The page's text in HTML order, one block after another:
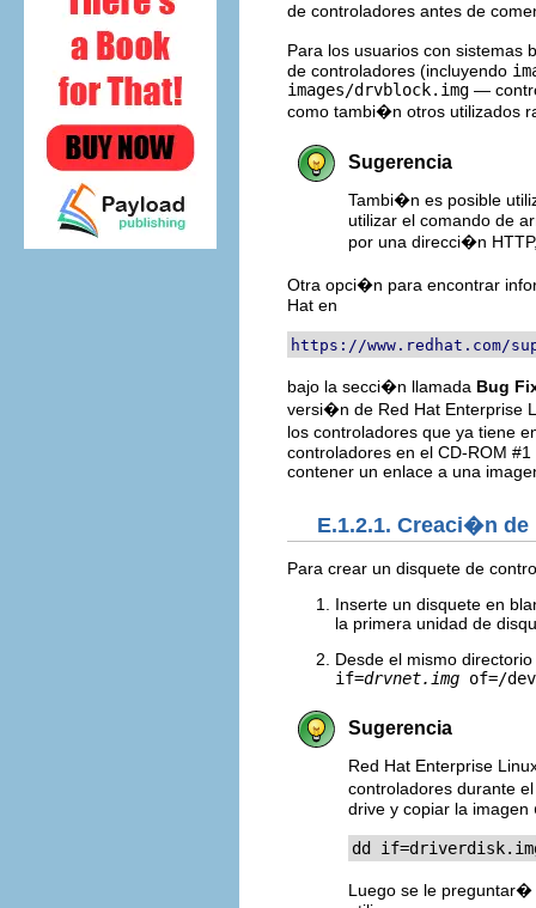
de controladores antes de
Para los usuarios con sistemas
de controladores (incluyendo
images/drvblock.img —
como tambi�n otros utilizados
Sugerencia
Tambi�n es posible
utilizar el comando de
por una direcci�n
Otra opci�n para encontrar
Hat en
https://www.redhat.com/
bajo la secci�n llamada Bug
versi�n de Red Hat Enterprise
los controladores que ya tiene
controladores en el CD-ROM
contener un enlace a una
E.1.2.1. Creaci�n
Para crear un disquete de
Inserte un disquete en
la primera unidad de
Desde el mismo
if=drvnet.img of=/
Sugerencia
Red Hat Enterprise
controladores durante
drive y copiar la imagen
dd
Luego se le